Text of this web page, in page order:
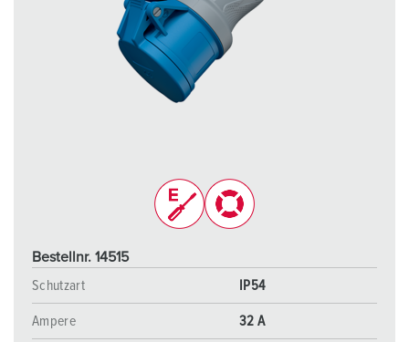
Bestellnr. 14515
Schutzart
IP54
Ampere 32 A